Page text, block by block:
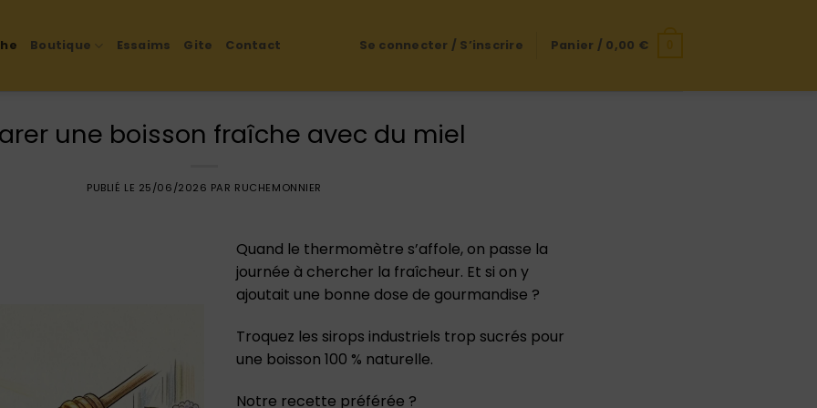
Boutique Essaims Gite Contact Se connecter / S’inscrire Panier / 0,00 €
une boisson fraîche avec du miel
PUBLIÉ LE 25/06/2026 PAR RUCHEMONNIER
Quand le thermomètre s’affole, on passe la
journée à chercher la fraîcheur. Et si on y
ajoutait une bonne dose de gourmandise ?
Troquez les sirops industriels trop sucrés pour
une boisson 100 % naturelle.
Notre recette préférée ?